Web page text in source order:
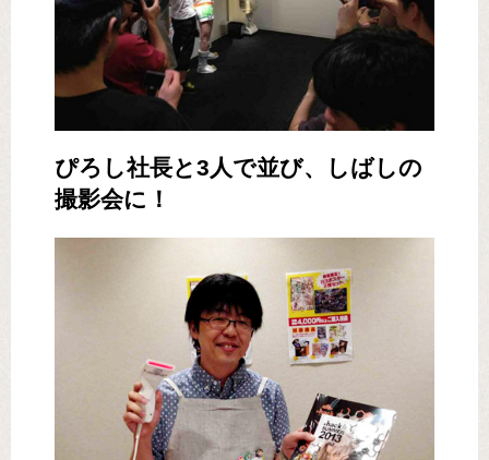
ぴろし社長と3人で並び、しばしの
撮影会に！